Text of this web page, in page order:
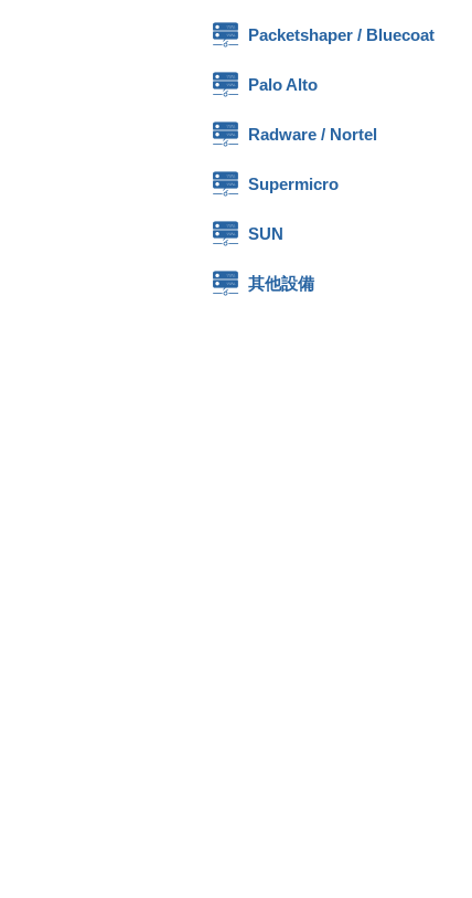
Packetshaper / Bluecoat
Palo Alto
Radware / Nortel
Supermicro
SUN
其他設備